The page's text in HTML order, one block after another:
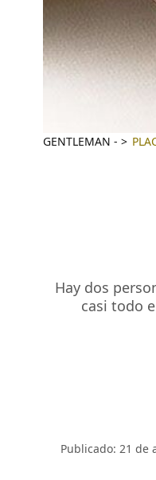
GENTLEMAN -
Hay dos
casi todo
Publicado: 21 de